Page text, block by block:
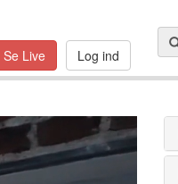
Se Live Log ind